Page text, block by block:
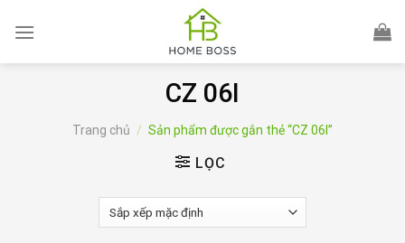
CZ 06I
Trang chủ / Sản phẩm được gắn thẻ “CZ 06I”
LỌC